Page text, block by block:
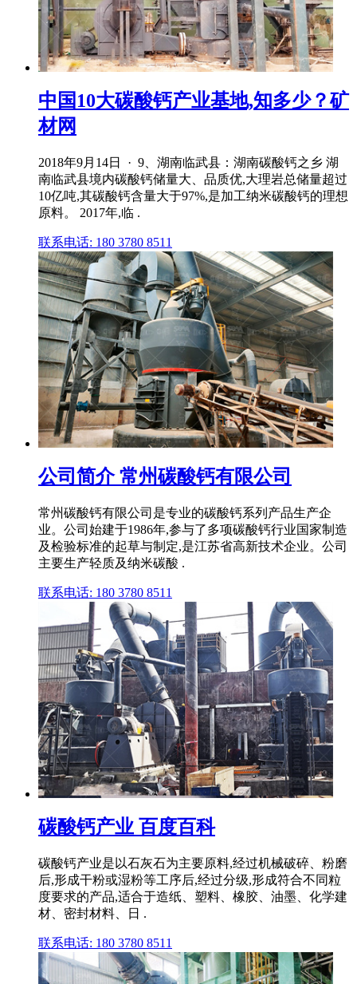
中国10大碳酸钙产业基地,知多少？矿
材网
2018年9月14日 · 9、湖南临武县：湖南碳酸钙之乡 湖
南临武县境内碳酸钙储量大、品质优,大理岩总储量超过
10亿吨,其碳酸钙含量大于97%,是加工纳米碳酸钙的理想
原料。 2017年,临 .
联系电话: 180 3780 8511
公司简介 常州碳酸钙有限公司
常州碳酸钙有限公司是专业的碳酸钙系列产品生产企
业。公司始建于1986年,参与了多项碳酸钙行业国家制造
及检验标准的起草与制定,是江苏省高新技术企业。公司
主要生产轻质及纳米碳酸 .
联系电话: 180 3780 8511
碳酸钙产业 百度百科
碳酸钙产业是以石灰石为主要原料,经过机械破碎、粉磨
后,形成干粉或湿粉等工序后,经过分级,形成符合不同粒
度要求的产品,适合于造纸、塑料、橡胶、油墨、化学建
材、密封材料、日 .
联系电话: 180 3780 8511